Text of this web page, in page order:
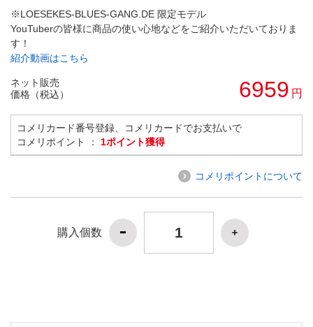
※LOESEKES-BLUES-GANG.DE 限定モデル
YouTuberの皆様に商品の使い心地などをご紹介いただいておりま
す！
紹介動画はこちら
ネット販売
価格（税込）
6959 円
コメリカード番号登録、コメリカードでお支払いで
コメリポイント ： 1ポイント獲得
コメリポイントについて
購入個数